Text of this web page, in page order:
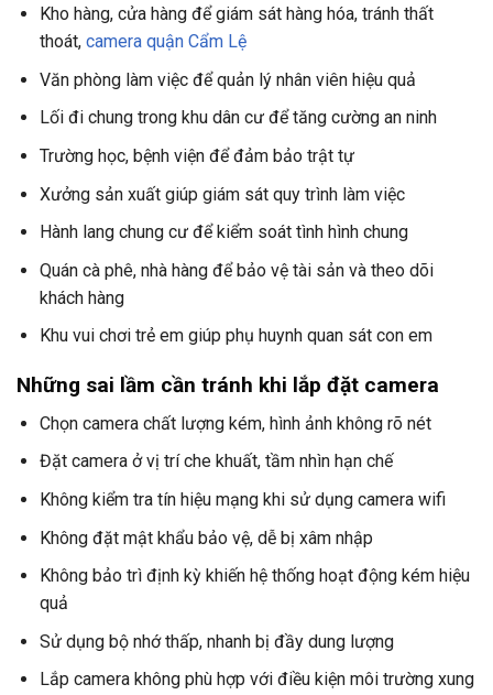
Kho hàng, cửa hàng để giám sát hàng hóa, tránh thất
thoát, camera quận Cẩm Lệ
Văn phòng làm việc để quản lý nhân viên hiệu quả
Lối đi chung trong khu dân cư để tăng cường an ninh
Trường học, bệnh viện để đảm bảo trật tự
Xưởng sản xuất giúp giám sát quy trình làm việc
Hành lang chung cư để kiểm soát tình hình chung
Quán cà phê, nhà hàng để bảo vệ tài sản và theo dõi
khách hàng
Khu vui chơi trẻ em giúp phụ huynh quan sát con em
Những sai lầm cần tránh khi lắp đặt camera
Chọn camera chất lượng kém, hình ảnh không rõ nét
Đặt camera ở vị trí che khuất, tầm nhìn hạn chế
Không kiểm tra tín hiệu mạng khi sử dụng camera wifi
Không đặt mật khẩu bảo vệ, dễ bị xâm nhập
Không bảo trì định kỳ khiến hệ thống hoạt động kém hiệu
quả
Sử dụng bộ nhớ thấp, nhanh bị đầy dung lượng
Lắp camera không phù hợp với điều kiện môi trường xung